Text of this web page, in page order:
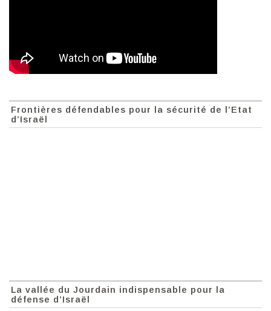
Frontières défendables pour la sécurité de l’Etat
d’Israël
La vallée du Jourdain indispensable pour la
défense d’Israël